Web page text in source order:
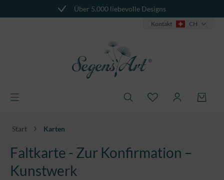
Über 5.000 liebevolle Designs
Kontakt CH
Start Karten
Faltkarte - Zur Konfirmation –
Kunstwerk